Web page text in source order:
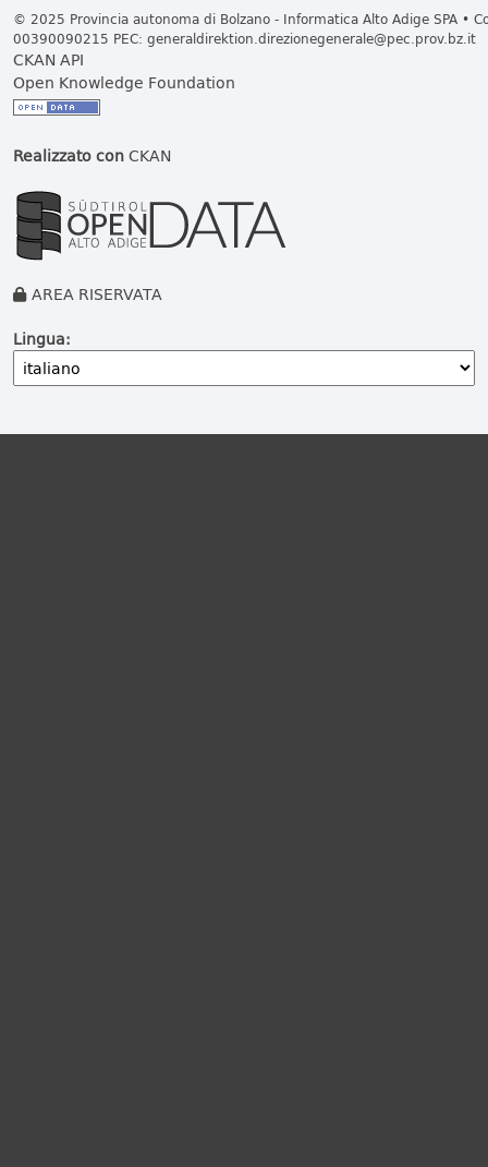
© 2025 Provincia autonoma di Bolzano - Informatica Alto Adige SPA •
00390090215 PEC: generaldirektion.direzionegenerale@pec.prov.bz.it
CKAN API
Open Knowledge Foundation
Realizzato conCKAN
AREA RISERVATA
Lingua